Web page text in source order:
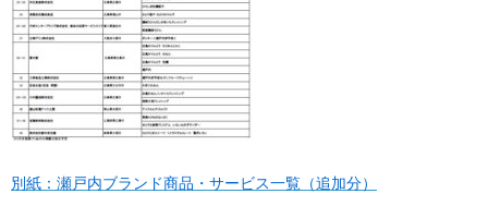
別紙：瀬戸内ブランド商品・サービス一覧（追加分）